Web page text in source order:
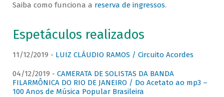
Saiba como funciona a reserva de ingressos.
Espetáculos realizados
11/12/2019 - LUIZ CLÁUDIO RAMOS / Circuito Acordes
04/12/2019 - CAMERATA DE SOLISTAS DA BANDA
FILARMÔNICA DO RIO DE JANEIRO / Do Acetato ao mp3 –
100 Anos de Música Popular Brasileira